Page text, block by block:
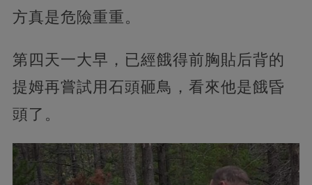
方真是危險重重。
第四天一大早，已經餓得前胸貼后背的
提姆再嘗試用石頭砸鳥，看來他是餓昏
頭了。